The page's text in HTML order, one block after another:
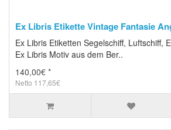
Ex Libris Etikette Vintage Fantasie
Ex Libris Etiketten Segelschiff, Luftschiff,
Ex Libris Motiv aus dem Ber..
140,00€ *
Netto 117,65€